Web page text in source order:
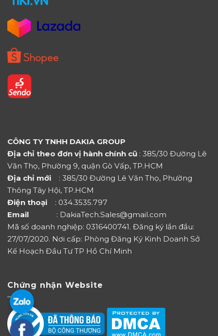
CÔNG TY TNHH DAKIA GROUP
Địa chỉ theo đơn vị hành chính cũ : 385/30 Đường Lê
Văn Thọ, Phường 9, quận Gò Vấp, TP.HCM
Địa chỉ mới
: 385/30 Đường Lê Văn Thọ, Phường
Thông Tây Hội, TP.HCM
Điện thoại : 034.3535.797
Email : DakiaTech.Sales@gmail.com
Mã số doanh nghiệp: 0316400741. Đăng ký lần đầu:
27/07/2020. Nơi cấp: Phòng Đăng Ký Kinh Doanh Sở
Kế Hoạch Đầu Tư TP Hồ Chí Minh
Chứng nhận Website